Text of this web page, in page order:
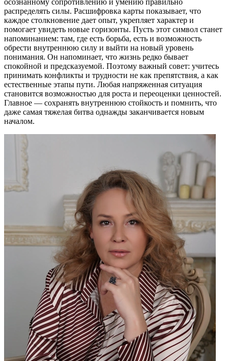
осознанному сопротивлению и умению правильно
распределять силы. Расшифровка карты показывает, что
каждое столкновение дает опыт, укрепляет характер и
помогает увидеть новые горизонты. Пусть этот символ станет
напоминанием: там, где есть борьба, есть и возможность
обрести внутреннюю силу и выйти на новый уровень
понимания. Он напоминает, что жизнь редко бывает
спокойной и предсказуемой. Поэтому важный совет: учитесь
принимать конфликты и трудности не как препятствия, а как
естественные этапы пути. Любая напряженная ситуация
становится возможностью для роста и переоценки ценностей.
Главное — сохранять внутреннюю стойкость и помнить, что
даже самая тяжелая битва однажды заканчивается новым
началом.